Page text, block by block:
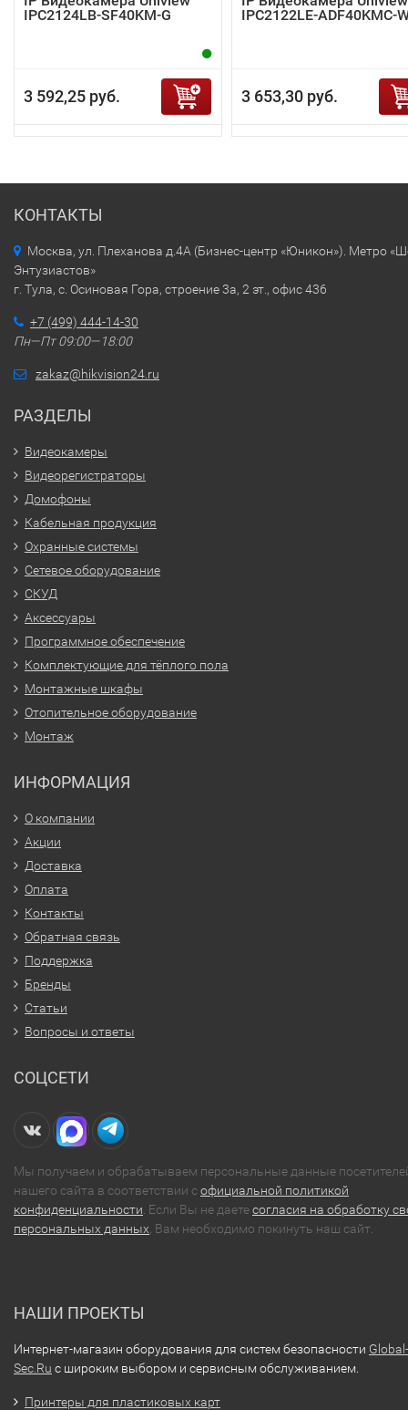
IPC2124LB-SF40KM-G
3 592,25 руб.
IPC2122LE-ADF40KMC-
3 653,30 руб.
КОНТАКТЫ
Москва, ул. Плеханова д.4А (Бизнес-центр «Юникон»). Метро
Энтузиастов»
г. Тула, с. Осиновая Гора, строение 3а, 2 эт., офис 436
+7 (499) 444-14-30
Пн—Пт 09:00—18:00
zakaz@hikvision24.ru
РАЗДЕЛЫ
Видеокамеры
Видеорегистраторы
Домофоны
Кабельная продукция
Охранные системы
Сетевое оборудование
СКУД
Аксессуары
Программное обеспечение
Комплектующие для тёплого пола
Монтажные шкафы
Отопительное оборудование
Монтаж
ИНФОРМАЦИЯ
О компании
Акции
Доставка
Оплата
Контакты
Обратная связь
Поддержка
Бренды
Статьи
Вопросы и ответы
СОЦСЕТИ
Мы получаем и обрабатываем персональные данные
нашего сайта в соответствии софициальной политикой
конфиденциальности . Если Вы не даетесогласия на обработку
персональных данных , Вам необходимо покинуть наш сайт.
НАШИ ПРОЕКТЫ
Интернет-магазин оборудования для систем безопасности Global-
Sec.Ru с широким выбором и сервисным обслуживанием.
Принтеры для пластиковых карт